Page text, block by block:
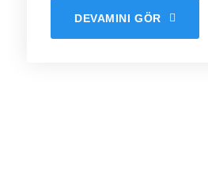
DEVAMINI GÖR